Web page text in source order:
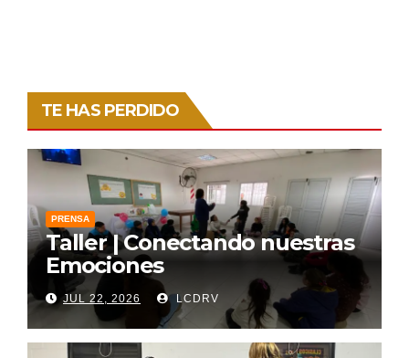
TE HAS PERDIDO
PRENSA
Taller | Conectando nuestras
Emociones
JUL 22, 2026 LCDRV